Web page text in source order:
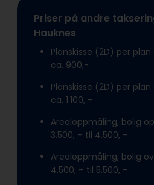
Priser på andre
Hauknes
Planskisse (2D) per
ca. 900,-
Planskisse (2D) per
ca. 1.100, –
Arealoppmåling, bolig
3.500, – til 4.500, –
Arealoppmåling, bolig
4.500, – til 5.500, –